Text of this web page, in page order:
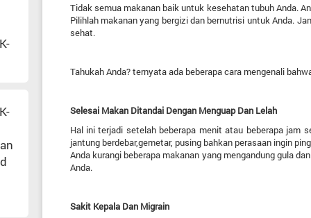
Tidak semua makanan baik untuk kesehatan tubuh Anda.
Pilihlah makanan yang bergizi dan bernutrisi untuk Anda.
sehat.
Tahukah Anda? ternyata ada beberapa cara mengenali
Selesai Makan Ditandai Dengan Menguap Dan Lelah
Hal ini terjadi setelah beberapa menit atau beberapa jam
jantung berdebar,gemetar, pusing bahkan perasaan ingin
Anda kurangi beberapa makanan yang mengandung gula
Anda.
Sakit Kepala Dan Migrain